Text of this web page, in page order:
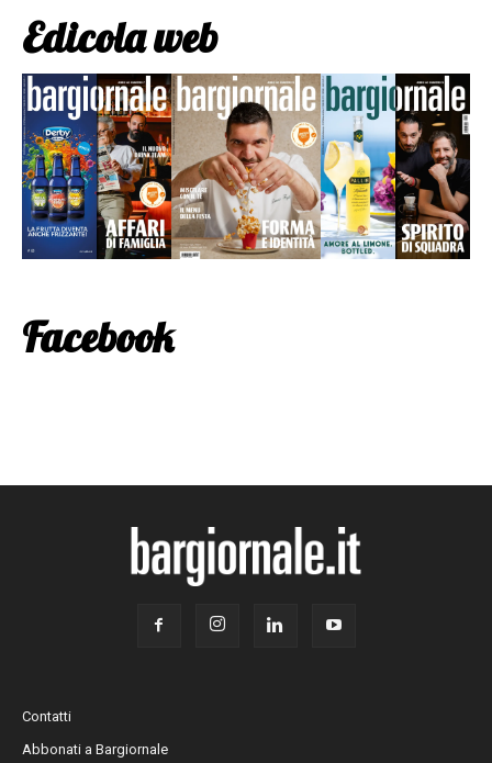
Edicola web
Facebook
Contatti
Abbonati a Bargiornale